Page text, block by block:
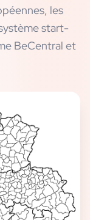
les
start-
BeCentral et